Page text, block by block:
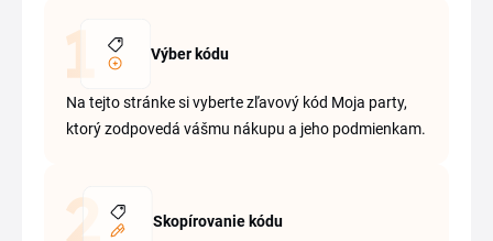
Výber kódu
Na tejto stránke si vyberte zľavový kód Moja party,
ktorý zodpovedá vášmu nákupu a jeho podmienkam.
Skopírovanie kódu